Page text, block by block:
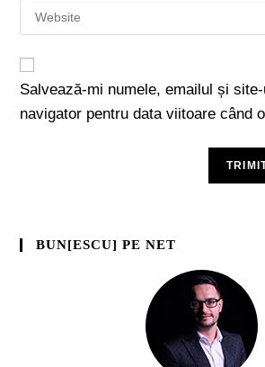
Salvează-mi numele, emailul și
navigator pentru data viitoare când
BUN[ESCU] PE NET